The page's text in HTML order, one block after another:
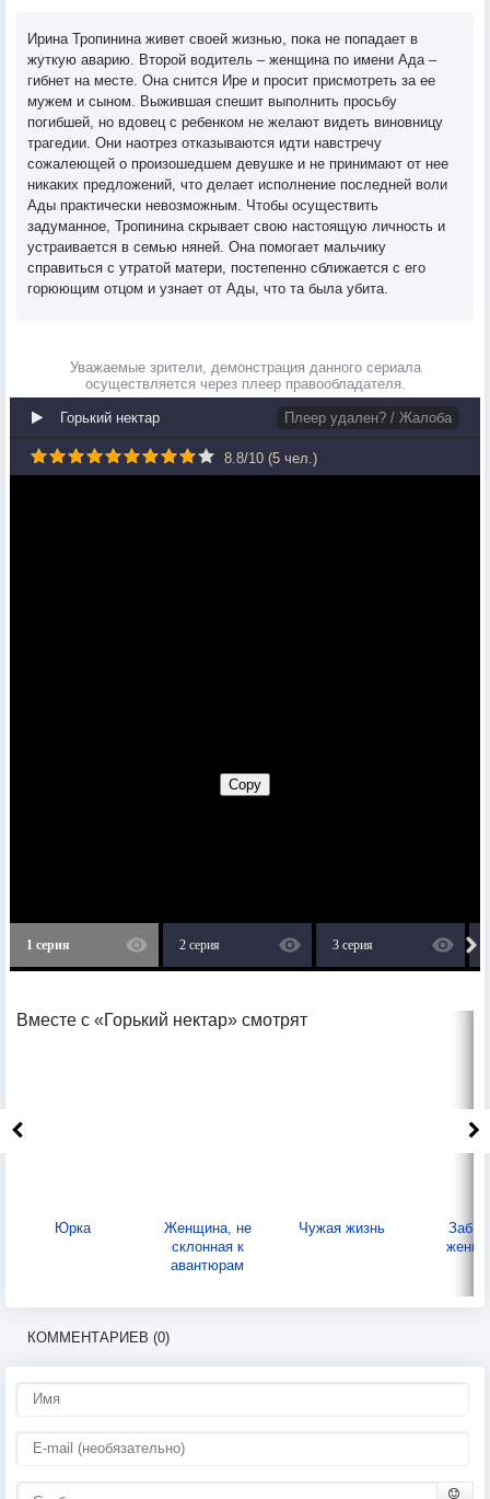
Ирина Тропинина живет своей жизнью, пока не попадает в
жуткую аварию. Второй водитель – женщина по имени Ада –
гибнет на месте. Она снится Ире и просит присмотреть за ее
мужем и сыном. Выжившая спешит выполнить просьбу
погибшей, но вдовец с ребенком не желают видеть виновницу
трагедии. Они наотрез отказываются идти навстречу
сожалеющей о произошедшем девушке и не принимают от нее
никаких предложений, что делает исполнение последней воли
Ады практически невозможным. Чтобы осуществить
задуманное, Тропинина скрывает свою настоящую личность и
устраивается в семью няней. Она помогает мальчику
справиться с утратой матери, постепенно сближается с его
горюющим отцом и узнает от Ады, что та была убита.
Уважаемые зрители, демонстрация данного сериала
осуществляется через плеер правообладателя.
Горький нектар Плеер удален? / Жалоба
8.8/10 (5 чел.)
1 серия 2 серия 3 серия
Вместе с «Горький нектар» смотрят
Юрка
Женщина, не
склонная к
авантюрам
Чужая жизнь
КОММЕНТАРИЕВ (0)